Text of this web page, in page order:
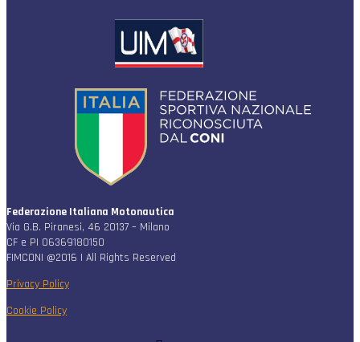
Federazione Italiana Motonautica
Via G.B. Piranesi, 46 20137 – Milano
CF e PI 06369180150
FIMCONI @2016 | All Rights Reserved
Privacy Policy
Cookie Policy